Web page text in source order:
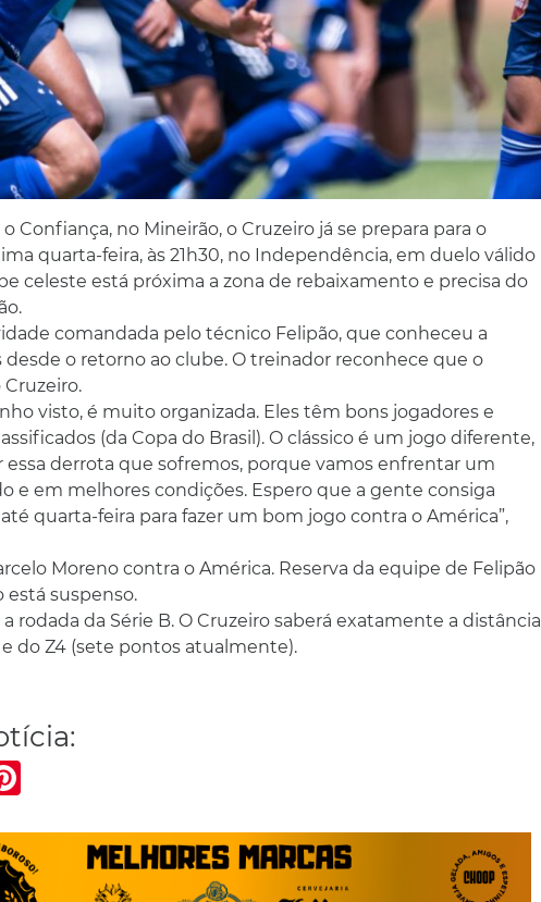
Confiança, no Mineirão, o Cruzeiro já se prepara para o
quarta-feira, às 21h30, no Independência, em duelo válido
celeste está próxima a zona de rebaixamento e precisa do
comandada pelo técnico Felipão, que conheceu a
o retorno ao clube. O treinador reconhece que o
visto, é muito organizada. Eles têm bons jogadores e
(da Copa do Brasil). O clássico é um jogo diferente,
derrota que sofremos, porque vamos enfrentar um
e em melhores condições. Espero que a gente consiga
quarta-feira para fazer um bom jogo contra o América”,
Moreno contra o América. Reserva da equipe de Felipão
está suspenso.
rodada da Série B. O Cruzeiro saberá exatamente a distância
do Z4 (sete pontos atualmente).